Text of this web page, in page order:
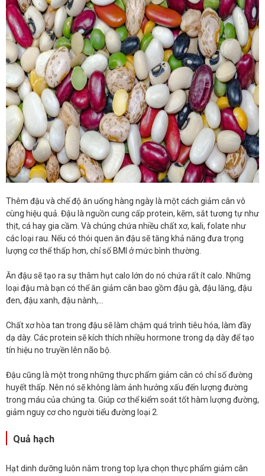
Thêm đậu và chế độ ăn uống hàng ngày là một cách giảm cân vô
cùng hiệu quả. Đậu là nguồn cung cấp protein, kẽm, sắt tương tự như
thịt, cá hay gia cầm. Và chúng chứa nhiều chất xơ, kali, folate như
các loại rau. Nếu có thói quen ăn đậu sẽ tăng khả năng đưa trọng
lượng cơ thể thấp hơn, chỉ số BMI ở mức bình thường.
Ăn đậu sẽ tạo ra sự thâm hụt calo lớn do nó chứa rất ít calo. Những
loại đậu mà bạn có thể ăn giảm cân bao gồm đậu gà, đậu lăng, đậu
đen, đậu xanh, đậu nành,...
Chất xơ hòa tan trong đậu sẽ làm chậm quá trình tiêu hóa, làm đầy
dạ dày. Các protein sẽ kích thích nhiều hormone trong dạ dày để tạo
tín hiệu no truyền lên não bộ.
Đậu cũng là một trong những thực phẩm giảm cân có chỉ số đường
huyết thấp. Nên nó sẽ không làm ảnh hưởng xấu đến lượng đường
trong máu của chúng ta. Giúp cơ thể kiểm soát tốt hàm lượng đường,
giảm nguy cơ cho người tiểu đường loại 2.
Quả hạch
Hạt dinh dưỡng luôn nằm trong top lựa chọn thực phẩm giảm cân